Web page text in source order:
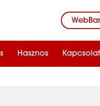
Hasznos Kapcsolat